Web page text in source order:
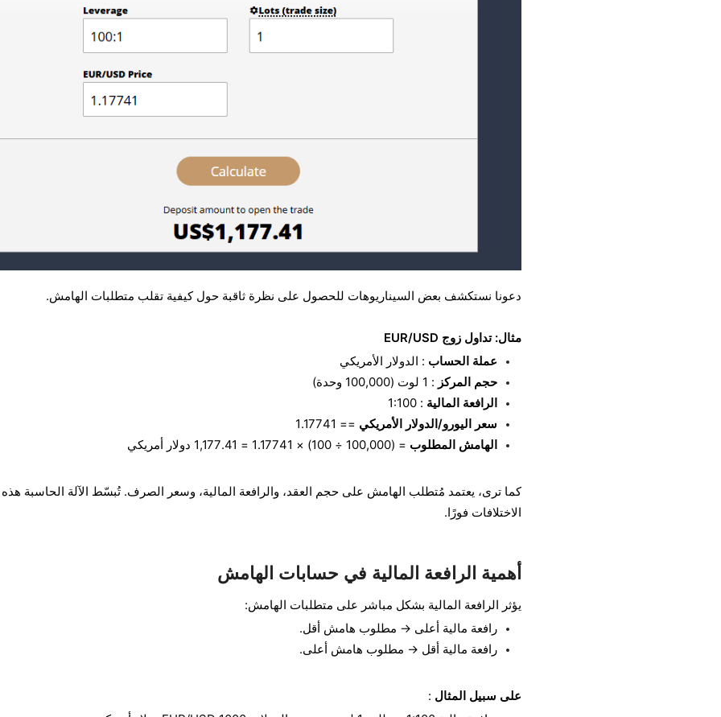
دعونا نستكشف بعض السيناريوهات للحصول على نظرة ثاقبة حول كيفية تقلب متطلبات الهامش.
مثال: تداول زوج EUR/USD
عملة الحساب : الدولار الأمريكي
حجم المركز : 1 لوت (100,000 وحدة)
الرافعة المالية : 1:100
سعر اليورو/الدولار الأمريكي == 1.17741
الهامش المطلوب = (100,000 ÷ 100) × 1.17741 = 1,177.41 دولار أمريكي
كما ترى، يعتمد مُتطلب الهامش على حجم العقد، والرافعة المالية، وسعر الصرف. تُبسّط الآلة الحاسبة هذه
الاختلافات فورًا.
أهمية الرافعة المالية في حسابات الهامش
يؤثر الرافعة المالية بشكل مباشر على متطلبات الهامش:
رافعة مالية أعلى → مطلوب هامش أقل.
رافعة مالية أقل → مطلوب هامش أعلى.
على سبيل المثال :